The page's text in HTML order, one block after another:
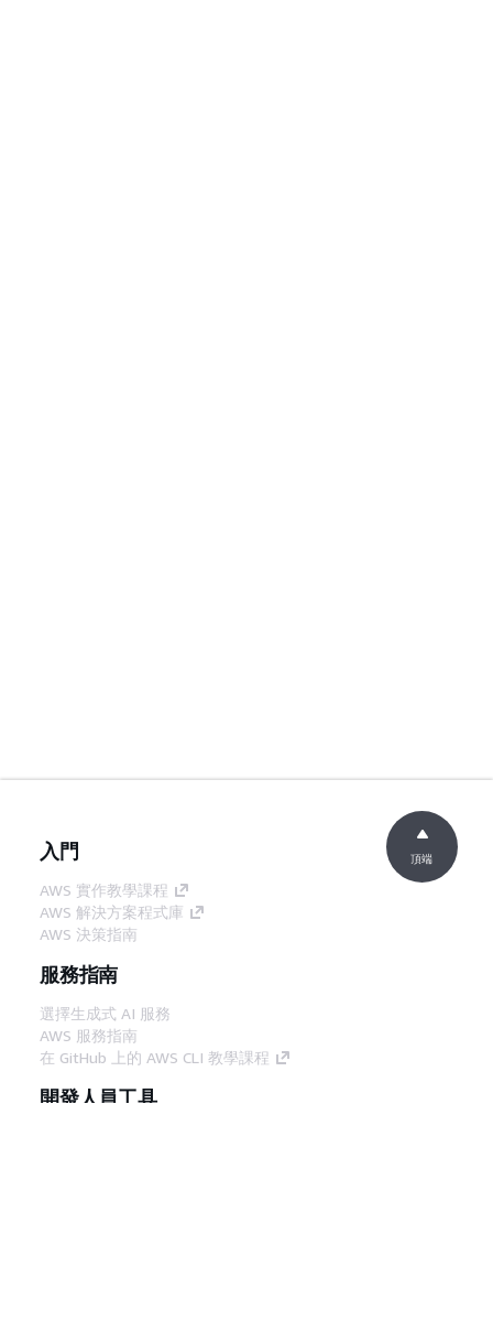
入門
AWS 實作教學課程
AWS 解決方案程式庫
AWS 決策指南
服務指南
選擇生成式 AI 服務
AWS 服務指南
在 GitHub 上的 AWS CLI 教學課程
開發人員工具
頂端